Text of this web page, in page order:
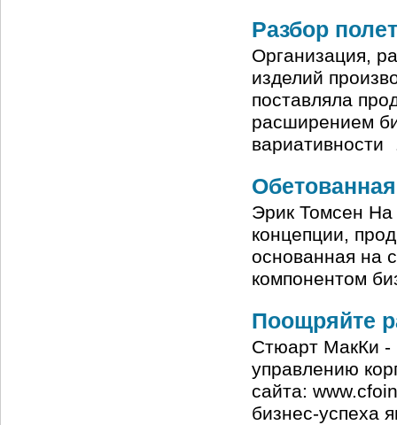
Разбор
Организация,
изделий
поставляла
расширением
Эрик Томсен На
концепции,
основанная на
компонентом
Поощряйте
Стюарт МакКи -
управлению
сайта:
бизнес-успеха